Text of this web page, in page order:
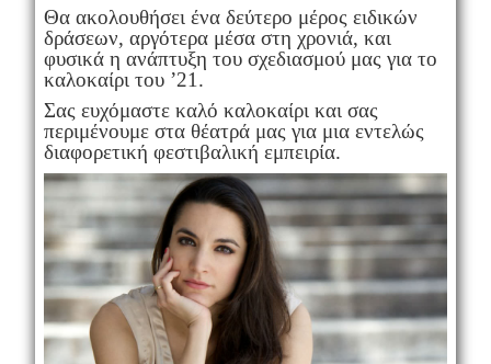
Θα ακολουθήσει ένα δεύτερο μέρος ειδικών
δράσεων, αργότερα μέσα στη χρονιά, και
φυσικά η ανάπτυξη του σχεδιασμού μας για το
καλοκαίρι του ’21.
Σας ευχόμαστε καλό καλοκαίρι και σας
περιμένουμε στα θέατρά μας για μια εντελώς
διαφορετική φεστιβαλική εμπειρία.